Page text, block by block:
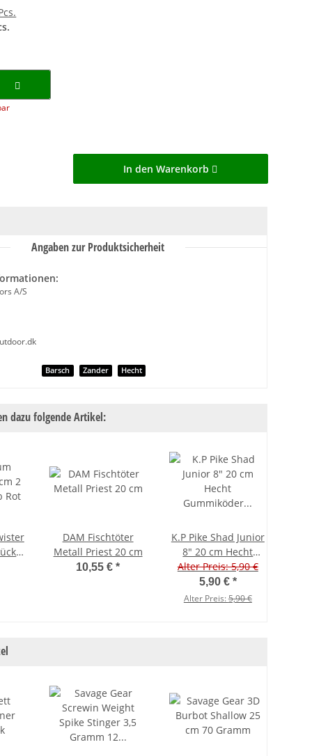
In den Warenkorb
Angaben zur Produktsicherheit
A/S
Barsch Zander Hecht
dazu folgende Artikel:
DAM Fischtöter
Metall Priest 20 cm
10,55 €*
K.P Pike Shad Junior
8" 20 cm Hecht
Gummiköder 009
Pink Blue
Alter Preis: 5,90 €
5,90 € *
Alter Preis:5,90 €